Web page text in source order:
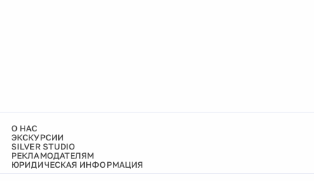
О НАС
ЭКСКУРСИИ
SILVER STUDIO
РЕКЛАМОДАТЕЛЯМ
ЮРИДИЧЕСКАЯ ИНФОРМАЦИЯ